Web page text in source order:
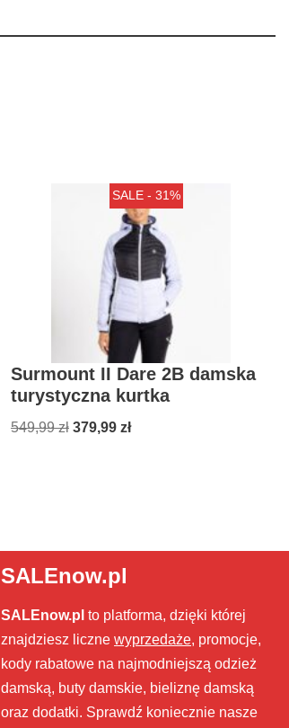
SALE - 31%
Surmount II Dare 2B damska
turystyczna kurtka
549,99zł 379,99 zł
SALEnow.pl
SALEnow.pl to platforma, dzięki której
znajdziesz liczne wyprzedaże, promocje,
kody rabatowe na najmodniejszą odzież
damską, buty damskie, bieliznę damską
oraz dodatki. Sprawdź koniecznie nasze